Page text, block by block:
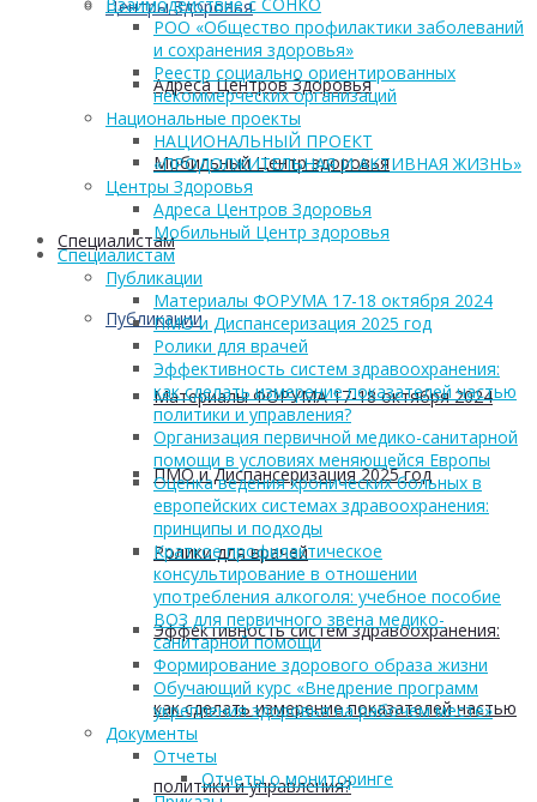
Центры Здоровья
Адреса Центров Здоровья
Мобильный Центр здоровья
Cпециалистам
Публикации
Материалы ФОРУМА 17-18 октября 2024
ПМО и Диспансеризация 2025 год
Ролики для врачей
Эффективность систем здравоохранения:
как сделать измерение показателей частью
политики и управления?
РОО «Общество профилактики заболеваний
и сохранения здоровья»
Реестр социально ориентированных
некоммерческих организаций
Национальные проекты
НАЦИОНАЛЬНЫЙ ПРОЕКТ
«ПРОДОЛЖИТЕЛЬНАЯ И АКТИВНАЯ ЖИЗНЬ»
Центры Здоровья
Адреса Центров Здоровья
Мобильный Центр здоровья
Cпециалистам
Публикации
Материалы ФОРУМА 17-18 октября 2024
ПМО и Диспансеризация 2025 год
Ролики для врачей
Эффективность систем здравоохранения:
как сделать измерение показателей частью
политики и управления?
Организация первичной медико-санитарной
помощи в условиях меняющейся Европы
Оценка ведения хронических больных в
европейских системах здравоохранения:
принципы и подходы
Краткое профилактическое
консультирование в отношении
употребления алкоголя: учебное пособие
ВОЗ для первичного звена медико-
санитарной помощи
Формирование здорового образа жизни
Обучающий курс «Внедрение программ
укрепления здоровья на рабочем месте»
Документы
Отчеты
Отчеты о мониторинге